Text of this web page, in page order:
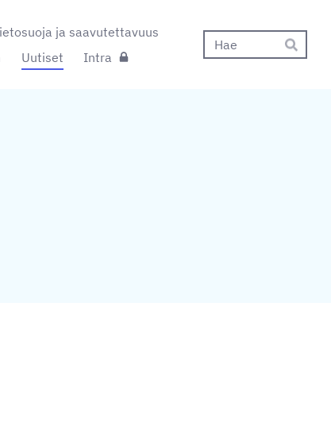
ja saavutettavuus
Uutiset Intra Hae